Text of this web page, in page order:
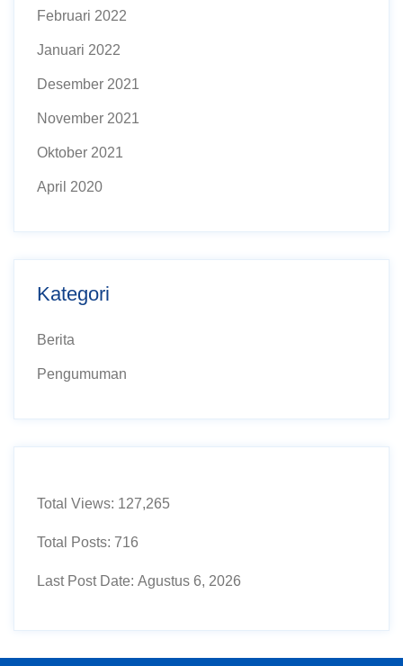
Februari 2022
Januari 2022
Desember 2021
November 2021
Oktober 2021
April 2020
Kategori
Berita
Pengumuman
Total Views: 127,265
Total Posts: 716
Last Post Date: Agustus 6, 2026